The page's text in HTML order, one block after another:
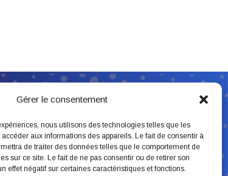
Gérer le consentement
nous utilisons des technologies telles que les
aux informations des appareils. Le fait de consentir à
de traiter des données telles que le comportement de
sur ce site. Le fait de ne pas consentir ou de retirer son
effet négatif sur certaines caractéristiques et fonctions.